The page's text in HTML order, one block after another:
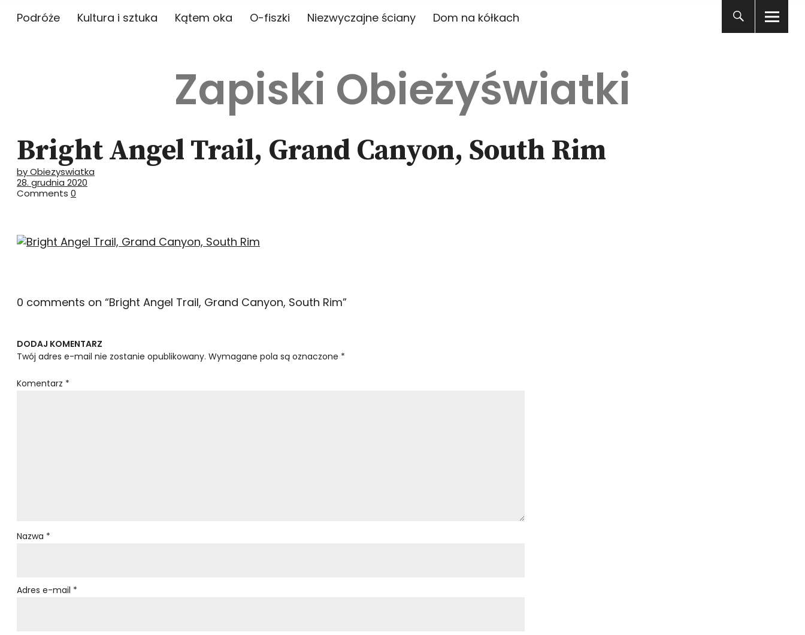
Podróże Kultura i sztuka Kątem oka O-fiszki Niezwyczajne ściany Dom na kółkach
Zapiski Obieżyświatki
Bright Angel Trail, Grand Canyon, South Rim
by Obiezyswiatka
28. grudnia 2020
Comments 0
0 comments on “Bright Angel Trail, Grand Canyon, South Rim”
DODAJ KOMENTARZ
Twój adres e-mail nie zostanie opublikowany. Wymagane pola są oznaczone *
Komentarz *
Nazwa *
Adres e-mail *